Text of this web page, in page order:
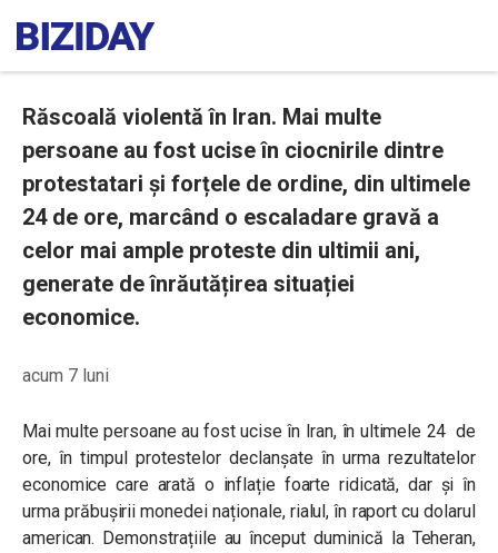
Răscoală violentă în Iran. Mai multe
persoane au fost ucise în ciocnirile dintre
protestatari și forțele de ordine, din ultimele
24 de ore, marcând o escaladare gravă a
celor mai ample proteste din ultimii ani,
generate de înrăutățirea situației
economice.
acum 7 luni
Mai multe persoane au fost ucise în Iran, în ultimele 24 de
ore, în timpul protestelor declanșate în urma rezultatelor
economice care arată o inflație foarte ridicată, dar și în
urma prăbușirii monedei naționale, rialul, în raport cu dolarul
american. Demonstrațiile au început duminică la Teheran,